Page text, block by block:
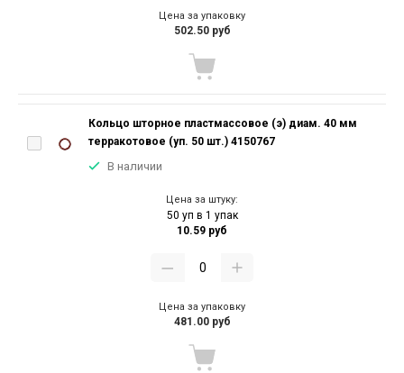
Цена за упаковку
502.50 руб
Кольцо шторное пластмассовое (э) диам. 40 мм
терракотовое (уп. 50 шт.) 4150767
В наличии
Цена за штуку:
50 уп в 1 упак
10.59 руб
Цена за упаковку
481.00 руб